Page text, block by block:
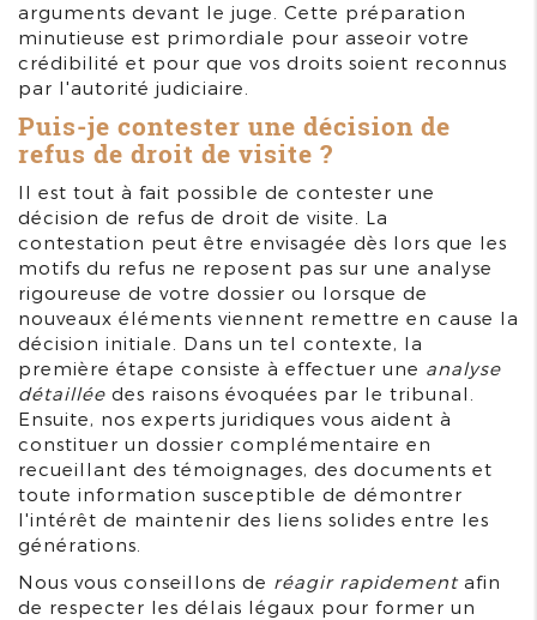
arguments devant le juge. Cette préparation
minutieuse est primordiale pour asseoir votre
crédibilité et pour que vos droits soient reconnus
par l'autorité judiciaire.
Puis-je contester une décision de
refus de droit de visite ?
Il est tout à fait possible de contester une
décision de refus de droit de visite. La
contestation peut être envisagée dès lors que les
motifs du refus ne reposent pas sur une analyse
rigoureuse de votre dossier ou lorsque de
nouveaux éléments viennent remettre en cause la
décision initiale. Dans un tel contexte, la
première étape consiste à effectuer une analyse
détaillée des raisons évoquées par le tribunal.
Ensuite, nos experts juridiques vous aident à
constituer un dossier complémentaire en
recueillant des témoignages, des documents et
toute information susceptible de démontrer
l'intérêt de maintenir des liens solides entre les
générations.
Nous vous conseillons de réagir rapidementafin
de respecter les délais légaux pour former un